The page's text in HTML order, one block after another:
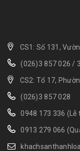
CS1: Số 131,
(026)3 857 026 /
CS2: Tổ 17,
(026)3 857 028
0948 173 336 (Lễ
0913 279 066